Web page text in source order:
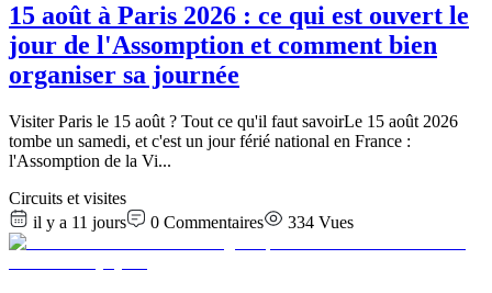
15 août à Paris 2026 : ce qui est ouvert le
jour de l'Assomption et comment bien
organiser sa journée
Visiter Paris le 15 août ? Tout ce qu'il faut savoirLe 15 août 2026
tombe un samedi, et c'est un jour férié national en France :
l'Assomption de la Vi...
Circuits et visites
il y a 11 jours
0 Commentaires 334 Vues